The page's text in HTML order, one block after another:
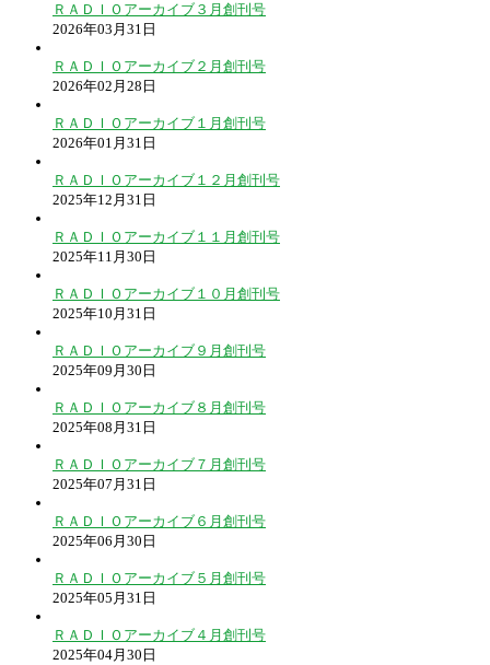
ＲＡＤＩＯアーカイブ３月創刊号
2026年03月31日
ＲＡＤＩＯアーカイブ２月創刊号
2026年02月28日
ＲＡＤＩＯアーカイブ１月創刊号
2026年01月31日
ＲＡＤＩＯアーカイブ１２月創刊号
2025年12月31日
ＲＡＤＩＯアーカイブ１１月創刊号
2025年11月30日
ＲＡＤＩＯアーカイブ１０月創刊号
2025年10月31日
ＲＡＤＩＯアーカイブ９月創刊号
2025年09月30日
ＲＡＤＩＯアーカイブ８月創刊号
2025年08月31日
ＲＡＤＩＯアーカイブ７月創刊号
2025年07月31日
ＲＡＤＩＯアーカイブ６月創刊号
2025年06月30日
ＲＡＤＩＯアーカイブ５月創刊号
2025年05月31日
ＲＡＤＩＯアーカイブ４月創刊号
2025年04月30日